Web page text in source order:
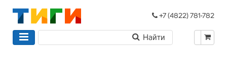
+7 (4822) 781-782